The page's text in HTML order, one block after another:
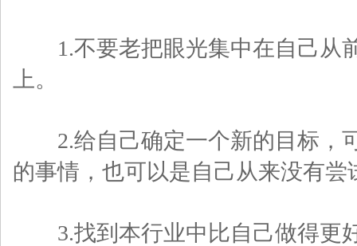
1.不要老把眼光集中在自己从
上。
2.给自己确定一个新的目标，
的事情，也可以是自己从来没有
3.找到本行业中比自己做得更